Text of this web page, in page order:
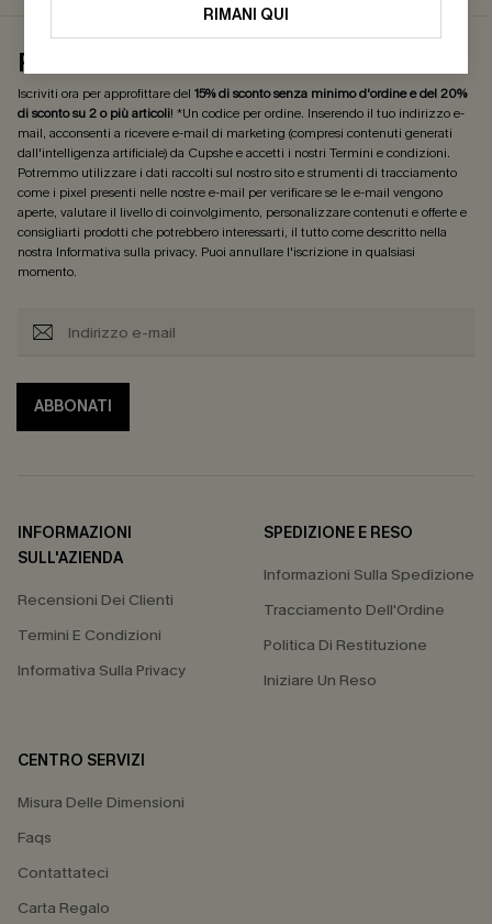
RIMANI QUI
REGALO DELLA NEWSLETTER
Iscriviti ora per approfittare del 15% di sconto senza minimo d'ordine e del 20%
di sconto su 2 o più articoli! *Un codice per ordine. Inserendo il tuo indirizzo e-
mail, acconsenti a ricevere e-mail di marketing (compresi contenuti generati
dall'intelligenza artificiale) da Cupshe e accetti i nostri Termini e condizioni.
Potremmo utilizzare i dati raccolti sul nostro sito e strumenti di tracciamento
come i pixel presenti nelle nostre e-mail per verificare se le e-mail vengono
aperte, valutare il livello di coinvolgimento, personalizzare contenuti e offerte e
consigliarti prodotti che potrebbero interessarti, il tutto come descritto nella
nostra Informativa sulla privacy. Puoi annullare l'iscrizione in qualsiasi
momento.
ABBONATI
INFORMAZIONI
SULL'AZIENDA
Recensioni Dei Clienti
Termini E Condizioni
Informativa Sulla Privacy
SPEDIZIONE E RESO
Informazioni Sulla Spedizione
Tracciamento Dell'Ordine
Politica Di Restituzione
Iniziare Un Reso
CENTRO SERVIZI
Misura Delle Dimensioni
Faqs
Contattateci
Carta Regalo